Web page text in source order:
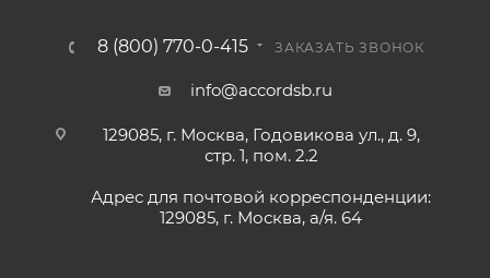
8 (800) 770-0-415 ЗАКАЗАТЬ ЗВОНОК
info@accordsb.ru
129085, г. Москва, Годовикова ул., д. 9,
стр. 1, пом. 2.2
Адрес для почтовой корреспонденции:
129085, г. Москва, а/я. 64